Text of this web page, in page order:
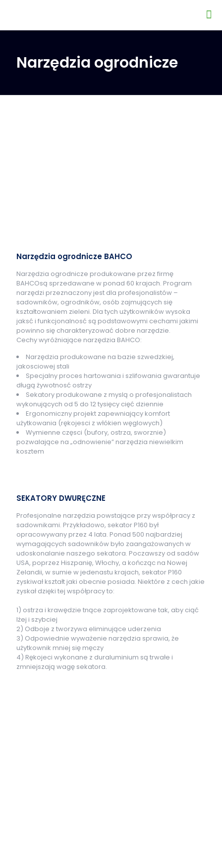
Narzędzia ogrodnicze
Narzędzia ogrodnicze BAHCO
Narzędzia ogrodnicze produkowane przez firmę
BAHCOsą sprzedawane w ponad 60 krajach. Program
narzędzi przeznaczony jest dla profesjonalistów –
sadowników, ogrodników, osób zajmujących się
kształtowaniem zieleni. Dla tych użytkowników wysoka
jaksć i funkcjonalnosć są podstawowymi cechami jakimi
powinno się charakteryzować dobre narzędzie.
Cechy wyróżniające narzędzia BAHCO:
Narzędzia produkowane na bazie szwedzkiej,
jakosciowej stali
Specjalny proces hartowania i szlifowania gwarantuje
długą żywotnosć ostrzy
Sekatory produkowane z myslą o profesjonalistach
wykonujących od 5 do 12 tysięcy cięć dziennie
Ergonomiczny projekt zapewniający komfort
użytkowania (rękojesci z włókien węglowych)
Wymienne częsci (bufory, ostrza, sworznie)
pozwalające na „odnowienie” narzędzia niewielkim
kosztem
SEKATORY DWURĘCZNE
Profesjonalne narzędzia powstające przy współpracy z
sadownikami. Przykładowo, sekator P160 był
opracowywany przez 4 lata. Ponad 500 najbardziej
wymagających sadowników było zaangażowanych w
udoskonalanie naszego sekatora. Poczawszy od sadów
USA, poprzez Hiszpanię, Włochy, a kończąc na Nowej
Zelandii, w sumie w jedenastu krajach, sekator P160
zyskiwał kształt jaki obecnie posiada. Niektóre z cech jakie
zyskał dzięki tej współpracy to:
1) ostrza i krawędzie tnące zaprojektowane tak, aby ciąć
lżej i szybciej
2) Odboje z tworzywa eliminujące uderzenia
3) Odpowiednie wyważenie narzędzia sprawia, że
użytkownik mniej się męczy
4) Rękojeci wykonane z duraluminium są trwałe i
zmniejszają wagę sekatora.